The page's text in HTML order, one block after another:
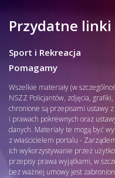
Przydatne linki
Sport i Rekreacja
Pomagamy
Wszelkie materiały (w
NSZZ Policjantów, zdjęcia,
chronione są przepisami ustawy
i prawach pokrewnych oraz
danych. Materiały te mogą być
z właścicielem portalu -
ich wykorzystywanie przez
przepisy prawa wyjątkami, w
bez ważnej umowy jest